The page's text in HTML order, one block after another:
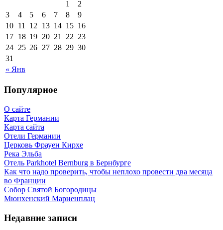
« Янв
1
2
3
4 5 6 7 8
9
10 11 12 13 14 15 16
17 18 19 20 21 22 23
24 25 26 27 28 29 30
31
Популярное
О сайте
Карта Германии
Карта сайта
Отели Германии
Церковь Фрауен Кирхе
Река Эльба
Отель Parkhotel Bernburg в Бернбурге
Как что надо проверить, чтобы неплохо провести два месяца
во Франции
Собор Святой Богородицы
Мюнхенский Мариенплац
Недавние записи